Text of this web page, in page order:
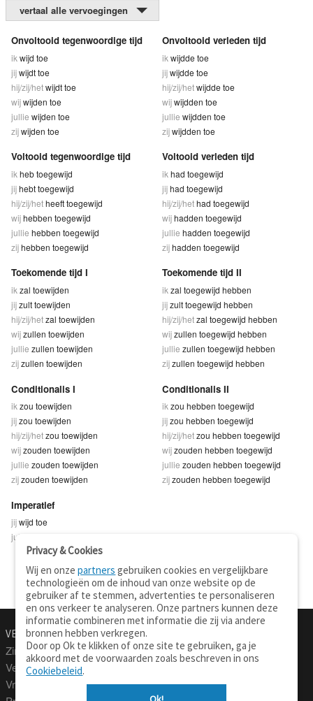
vertaal alle vervoegingen
Onvoltooid tegenwoordige tijd
ik wijd toe
jijwijdt toe
hij/zij/hetwijdt toe
wijwijden toe
jullie wijden toe
zijwijden toe
Onvoltooid verleden tijd
ik wijdde toe
jijwijdde toe
hij/zij/hetwijdde toe
wijwijdden toe
jullie wijdden toe
zijwijdden toe
Voltooid tegenwoordige tijd
ik heb toegewijd
jijhebt toegewijd
hij/zij/hetheeft toegewijd
wijhebben toegewijd
jullie hebben toegewijd
zijhebben toegewijd
Voltooid verleden tijd
ik had toegewijd
jijhad toegewijd
hij/zij/hethad toegewijd
wijhadden toegewijd
jullie hadden toegewijd
zijhadden toegewijd
Toekomende tijd I
ik zal toewijden
jijzult toewijden
hij/zij/hetzal toewijden
wijzullen toewijden
jullie zullen toewijden
zijzullen toewijden
Toekomende tijd II
ik zal toegewijd hebben
jijzult toegewijd hebben
hij/zij/hetzal toegewijd hebben
wijzullen toegewijd hebben
jullie zullen toegewijd hebben
zijzullen toegewijd hebben
Conditionalis I
ik zou toewijden
jijzou toewijden
hij/zij/hetzou toewijden
wijzouden toewijden
jullie zouden toewijden
zijzouden toewijden
Conditionalis II
ik zou hebben toegewijd
jijzou hebben toegewijd
hij/zij/hetzou hebben toegewijd
wijzouden hebben toegewijd
jullie zouden hebben toegewijd
zijzouden hebben toegewijd
Imperatief
jijwijd toe
jullie
VERTALEN.NU
Zinnen vertalen
Verklarend woordenboek
Vraagbaak
Over deze site
Privacy
Privacy & Cookies
Wij en onzepartners gebruiken cookies en vergelijkbare
technologieën om de inhoud van onze website op de
gebruiker af te stemmen, advertenties te personaliseren
en ons verkeer te analyseren. Onze partners kunnen deze
informatie combineren met informatie die zij via andere
bronnen hebben verkregen.
Door op Ok te klikken of onze site te gebruiken, ga je
akkoord met de voorwaarden zoals beschreven in ons
Cookiebeleid.